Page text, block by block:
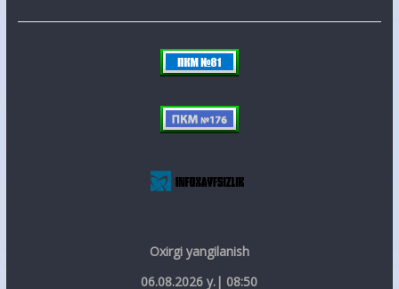
Oxirgi yangilanish
06.08.2026 y.| 08:50